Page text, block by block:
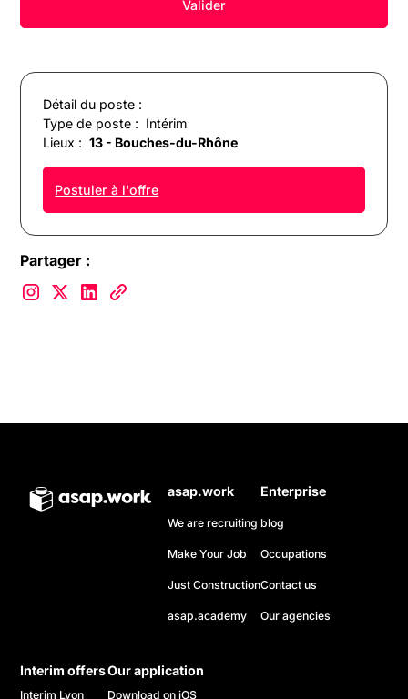
Détail du poste :
Type de poste : Intérim
Lieux : 13 - Bouches-du-Rhône
Postuler à l'offre
Partager :
asap.work
We are recruiting
Make Your Job
Just Construction
asap.academy
Enterprise
blog
Occupations
Contact us
Our agencies
Interim offers
Interim Lyon
Our application
Download on iOS